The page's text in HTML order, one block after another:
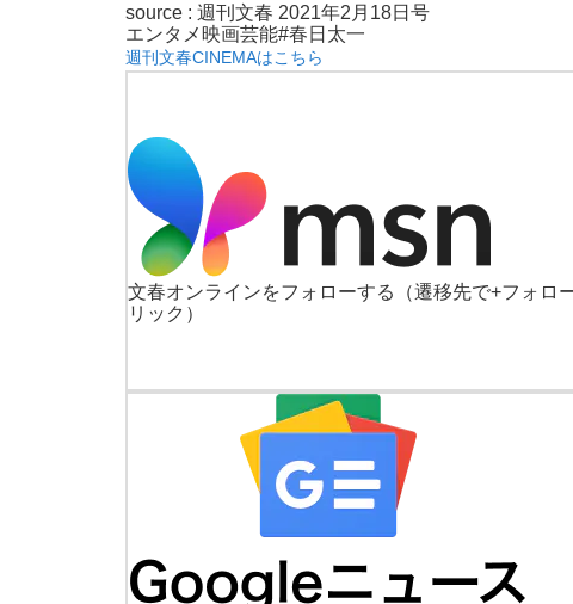
source : 週刊文春 2021年2月18日号
エンタメ 映画芸能#春日太一
週刊文春CINEMAはこちら
文春オンラインをフォローする
（遷移先で+フォロ
リック）